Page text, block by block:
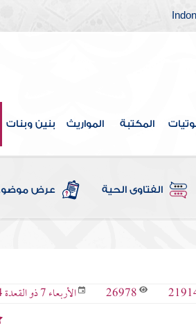
المكتبة المواريث بنين وبنات
الفتاوى الحية عرض
26978 الأربعاء 7 ذو القعدة 1434 هـ - 11-9-2013 م